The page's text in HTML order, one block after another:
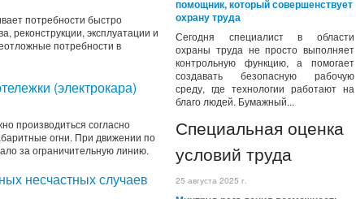
помощник, который совершенствует
охрану труда
Сегодня специалист в области
охраны труда не просто выполняет
контрольную функцию, а помогает
создавать безопасную рабочую
среду, где технологии работают на
благо людей. Бумажный...
Специальная оценка
условий труда
25 августа 2025 г.
потребности быстро
реконструкции, эксплуатации и
потребности в
(электрокара)
производиться согласно
огни. При движении по
за ограничительную линию.
несчастных случаев